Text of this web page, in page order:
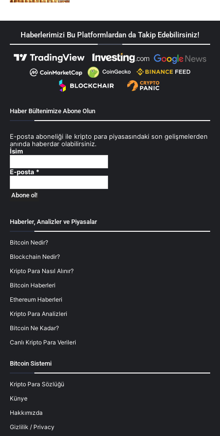
Haberlerimizi Bu Platformlardan da Takip Edebilirsiniz!
Haber Bültenimize Abone Olun
E-posta aboneliği ile kripto para piyasasındaki son gelişmelerden
anında haberdar olabilirsiniz.
İsim
E-posta *
Haberler, Analizler ve Piyasalar
Bitcoin Nedir?
Blockchain Nedir?
Kripto Para Nasıl Alınır?
Bitcoin Haberleri
Ethereum Haberleri
Kripto Para Analizleri
Bitcoin Ne Kadar?
Canlı Kripto Para Verileri
Bitcoin Sistemi
Kripto Para Sözlüğü
Künye
Hakkımızda
Gizlilik / Privacy